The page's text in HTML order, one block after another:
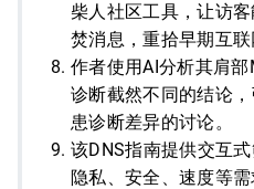
柴人社区工具，让访
焚消息，重拾早期互联
作者使用AI分析其肩
诊断截然不同的结论
患诊断差异的讨论。
该DNS指南提供交互
隐私、安全、速度等